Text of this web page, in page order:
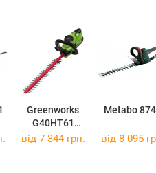
Greenworks
G40HT61
GR2200907
Metabo
від 7 344 грн. від 8 095